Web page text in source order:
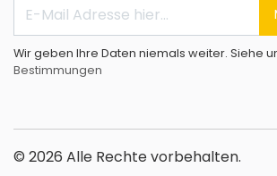
Wir geben Ihre Daten niemals weiter. Siehe
Bestimmungen
© 2026 Alle Rechte vorbehalten.